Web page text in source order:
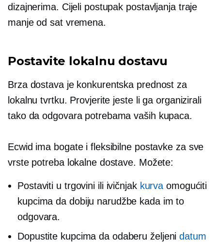
dizajnerima. Cijeli postupak postavljanja traje
manje od sat vremena.
Postavite lokalnu dostavu
Brza dostava je konkurentska prednost za
lokalnu tvrtku. Provjerite jeste li ga organizirali
tako da odgovara potrebama vaših kupaca.
Ecwid ima bogate i fleksibilne postavke za sve
vrste potreba lokalne dostave. Možete:
Postaviti u trgovini ili ivičnjak kurva omogućiti
kupcima da dobiju narudžbe kada im to
odgovara.
Dopustite kupcima da odaberu željenidatum